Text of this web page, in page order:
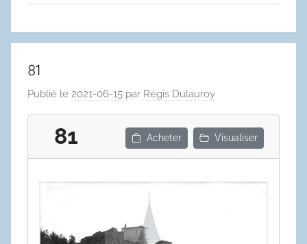
81
Publié le 2021-06-15 par Régis Dulauroy
81 Acheter Visualiser